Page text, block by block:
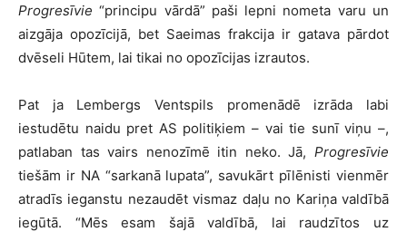
Progresīvie “principu vārdā” paši lepni nometa varu un
aizgāja opozīcijā, bet Saeimas frakcija ir gatava pārdot
dvēseli Hūtem, lai tikai no opozīcijas izrautos.
Pat ja Lembergs Ventspils promenādē izrāda labi
iestudētu naidu pret AS politiķiem – vai tie sunī viņu –,
patlaban tas vairs nenozīmē itin neko. Jā, Progresīvie
tiešām ir NA “sarkanā lupata”, savukārt pīlēnisti vienmēr
atradīs ieganstu nezaudēt vismaz daļu no Kariņa valdībā
iegūtā. “Mēs esam šajā valdībā, lai raudzītos uz